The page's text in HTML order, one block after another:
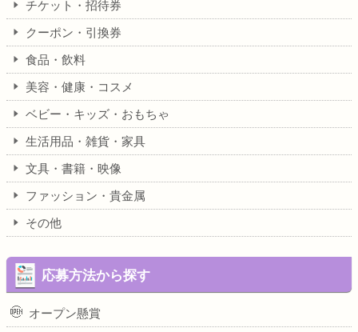
チケット・招待券
クーポン・引換券
食品・飲料
美容・健康・コスメ
ベビー・キッズ・おもちゃ
生活用品・雑貨・家具
文具・書籍・映像
ファッション・貴金属
その他
応募方法から探す
オープン懸賞